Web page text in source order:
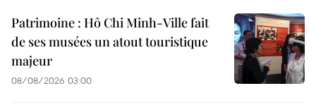
Patrimoine : Hô Chi Minh-Ville fait
de ses musées un atout touristique
majeur
08/08/2026 03:00